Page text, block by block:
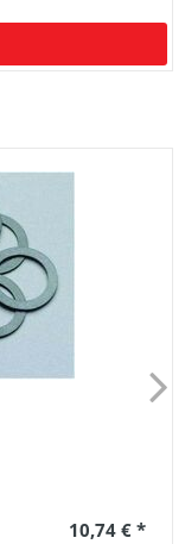
10,74 € *